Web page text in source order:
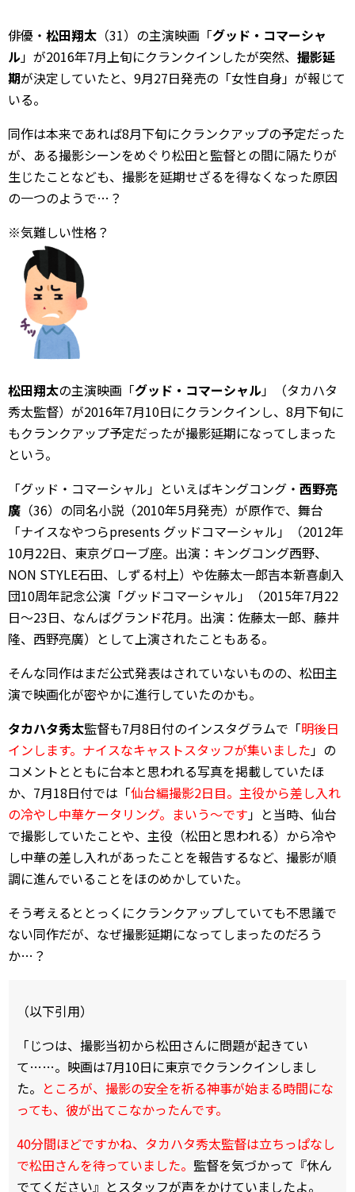
俳優・ 松田翔太 （31）の主演映画「グッド・コマーシャ
ル」が2016年7月上旬にクランクインしたが突然、 撮影延
期が決定していたと、9月27日発売の「女性自身」が報じて
いる。
同作は本来であれば8月下旬にクランクアップの予定だった
が、ある撮影シーンをめぐり松田と監督との間に隔たりが
生じたことなども、撮影を延期せざるを得なくなった原因
の一つのようで…？
※気難しい性格？
松田翔太の主演映画「グッド・コマーシャル」（タカハタ
秀太監督）が2016年7月10日にクランクインし、8月下旬に
もクランクアップ予定だったが撮影延期になってしまった
という。
「グッド・コマーシャル」といえばキングコング・ 西野亮
廣 （36）の同名小説（2010年5月発売）が原作で、舞台
「ナイスなやつらpresents グッドコマーシャル」（2012年
10月22日、東京グローブ座。出演：キングコング西野、
NON STYLE石田、しずる村上）や佐藤太一郎吉本新喜劇入
団10周年記念公演「グッドコマーシャル」（2015年7月22
日～23日、なんばグランド花月。出演：佐藤太一郎、藤井
隆、西野亮廣）として上演されたこともある。
そんな同作はまだ公式発表はされていないものの、松田主
演で映画化が密やかに進行していたのかも。
タカハタ秀太監督も7月8日付のインスタグラムで「明後日
インします。ナイスなキャストスタッフが集いました」の
コメントとともに台本と思われる写真を掲載していたほ
か、7月18日付では「仙台編撮影2日目。主役から差し入れ
の冷やし中華ケータリング。まいう～です」と当時、仙台
で撮影していたことや、主役（松田と思われる）から冷や
し中華の差し入れがあったことを報告するなど、撮影が順
調に進んでいることをほのめかしていた。
そう考えるととっくにクランクアップしていても不思議で
ない同作だが、なぜ撮影延期になってしまったのだろう
か…？
（以下引用）
「じつは、撮影当初から松田さんに問題が起きてい
て……。映画は7月10日に東京でクランクインしまし
た。 ところが、撮影の安全を祈る神事が始まる時間にな
っても、彼が出てこなかったんです。
40分間ほどですかね、タカハタ秀太監督は立ちっぱなし
で松田さんを待っていました。 監督を気づかって『休ん
でてください』とスタッフが声をかけていましたよ。